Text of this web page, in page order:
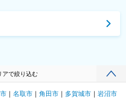
アで絞り込む
名取市 角田市 多賀城市
岩沼市